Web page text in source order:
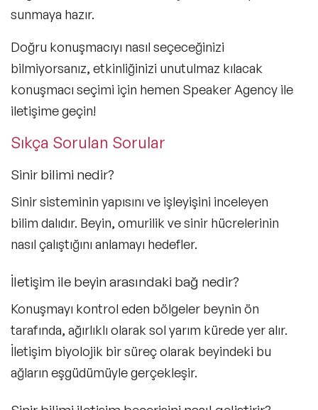
sunmaya hazır.
Doğru konuşmacıyı nasıl seçeceğinizi
bilmiyorsanız, etkinliğinizi unutulmaz kılacak
konuşmacı seçimi için hemen Speaker Agency ile
iletişime geçin!
Sıkça Sorulan Sorular
Sinir bilimi nedir?
Sinir sisteminin yapısını ve işleyişini inceleyen
bilim dalıdır. Beyin, omurilik ve sinir hücrelerinin
nasıl çalıştığını anlamayı hedefler.
İletişim ile beyin arasındaki bağ nedir?
Konuşmayı kontrol eden bölgeler beynin ön
tarafında, ağırlıklı olarak sol yarım kürede yer alır.
İletişim biyolojik bir süreç olarak beyindeki bu
ağların eşgüdümüyle gerçekleşir.